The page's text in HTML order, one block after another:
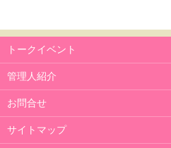
トークイベント
管理人紹介
お問合せ
サイトマップ